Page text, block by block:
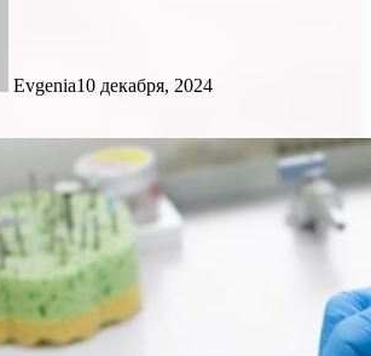
Evgenia10 декабря, 2024